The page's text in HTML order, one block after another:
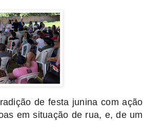
de festa junina com ação
em situação de rua, e, de um